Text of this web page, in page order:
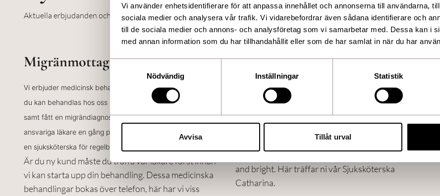
Vi använder enhetsidentifierare för att anpassa innehållet och annonserna till användarna,
sociala medier och analysera vår trafik. Vi vidarebefordrar även sådana identifierare och
till de sociala medier och annons- och analysföretag som vi samarbetar med. Dessa kan i
med annan information som du har tillhandahållit eller som de har samlat in när du har
Samtyckesval
Nödvändig
Inställningar Statistik
Avvisa Tillåt urval
Aktuella erbjudanden och nyheter från oss.
Migränmottagning
Vi erbjuder medicinsk behandling mot kronisk migrän. Innan
du kan behandlas hos oss ska du vara utredd sedan tidigare
samt fått en migrändiagnos. Hos oss träffar du vår
ansvariga läkare en gång per år och cirka var tredje månad
en sjuksköterska för regelbunden behandling.
Är du ny kund måste du träffa vår läkare först innan
vi kan starta upp din behandling. Dessa medicinska
behandlingar bokas över telefon, här har vi viss
Ytliga kärl i ansiktet och på
benen!
Nu är det hög tid för er att rensa upp solskador och
ytliga kärl i ansiktet samt ådernät på benen.
Vi arbetar med Nordlys IPL och laser för att få en
jämnare hudton i ansiktet, behandlingen kallas Light
and bright. Här träffar ni vår Sjuksköterska
Catharina.